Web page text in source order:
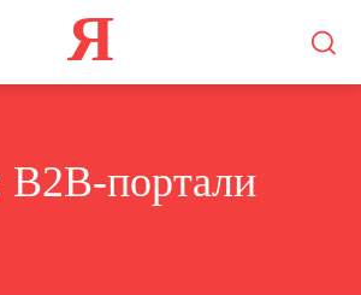
Я
B2B-портали